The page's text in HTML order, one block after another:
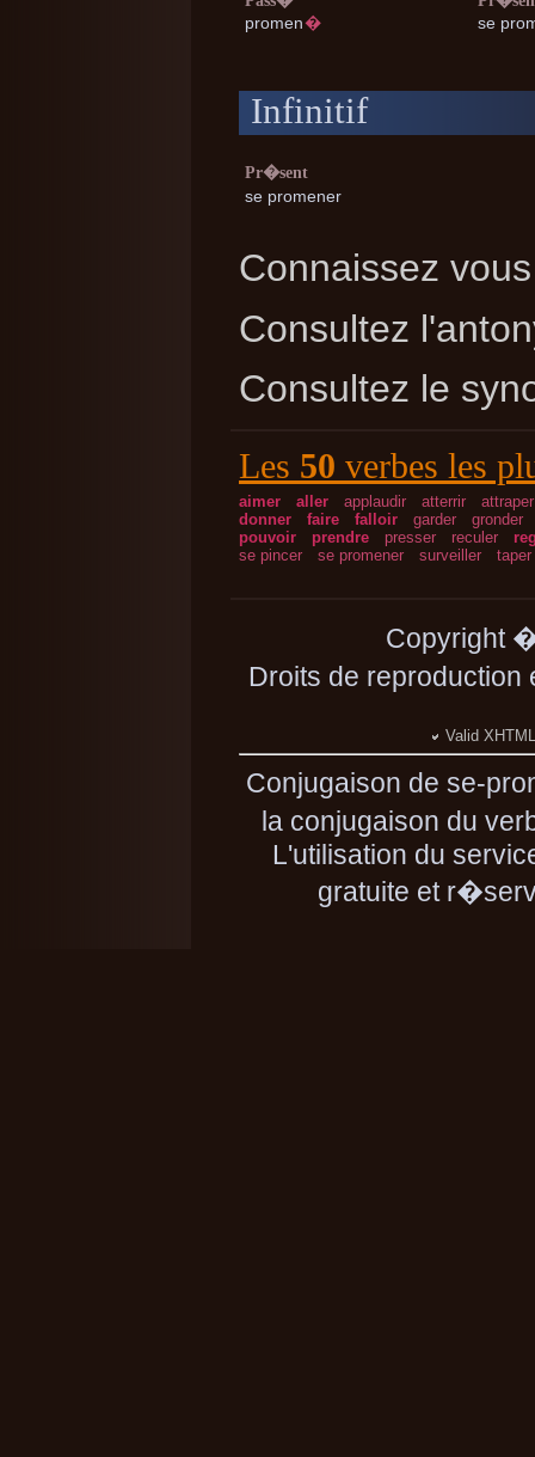
promen�
se
Infinitif
Pr�sent
se promener
Connaissez
Consultez
Consultez le
Les 50 verbes les
aimer aller applaudir atterrir
attraper
donner
faire falloir garder
gronder
pouvoir
prendre presser reculer
se pincer
se promener surveiller taper
Copyright
Droits de
Valid
Conjugaison de se-
la conjugaison du
L'utilisation du
gratuite et